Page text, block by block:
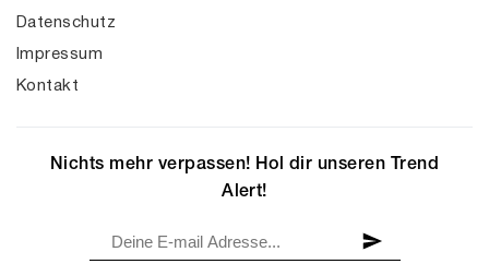
Datenschutz
Impressum
Kontakt
Nichts mehr verpassen! Hol dir unseren Trend
Alert!